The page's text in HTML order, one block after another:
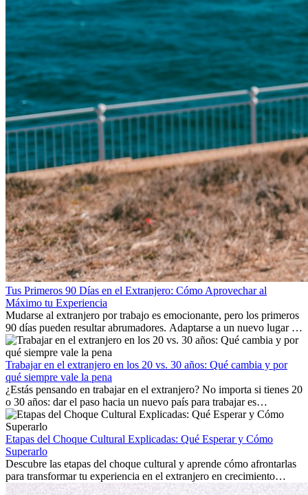
Tus Primeros 90 Días en el Extranjero: Cómo Aprovechar al
Máximo tu Experiencia
Mudarse al extranjero por trabajo es emocionante, pero los primeros
90 días pueden resultar abrumadores. Adaptarse a un nuevo lugar de
trabajo, construir una vida social, comprender la cultura local y lidiar
con la nostalgia son parte del proceso. Esta guía para expatriados te
mostrará cómo aprovechar al máximo tus primeros meses en el
extranjero, asegurando tanto éxito profesional como crecimiento
personal.
Trabajar en el extranjero en los 20 vs. 30 años: Qué cambia y por
qué siempre vale la pena
¿Estás pensando en trabajar en el extranjero? No importa si tienes 20
o 30 años: dar el paso hacia un nuevo país para trabajar es
emocionante y, a veces, desafiante. Muchas personas se preguntan si
la edad marca la diferencia. La verdad es que la experiencia
internacional siempre vale la pena. Puede impulsar tu carrera,
fomentar tu crecimiento personal y ofrecerte valiosas perspectivas
culturales que transforman tu vida.
Etapas del Choque Cultural Explicadas: Qué Esperar y Cómo
Superarlo
Descubre las etapas del choque cultural y aprende cómo afrontarlas
para transformar tu experiencia en el extranjero en crecimiento
personal y adaptación exitosa.